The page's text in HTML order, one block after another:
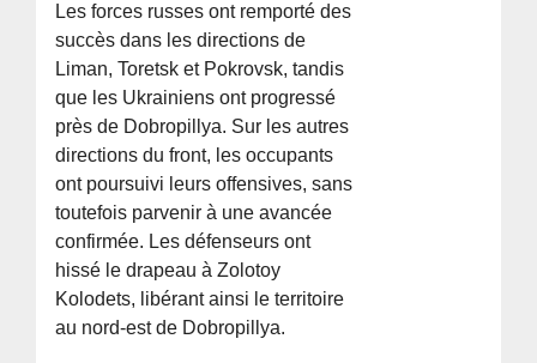
Les forces russes ont remporté des
succès dans les directions de
Liman, Toretsk et Pokrovsk, tandis
que les Ukrainiens ont progressé
près de Dobropillya. Sur les autres
directions du front, les occupants
ont poursuivi leurs offensives, sans
toutefois parvenir à une avancée
confirmée. Les défenseurs ont
hissé le drapeau à Zolotoy
Kolodets, libérant ainsi le territoire
au nord-est de Dobropillya.